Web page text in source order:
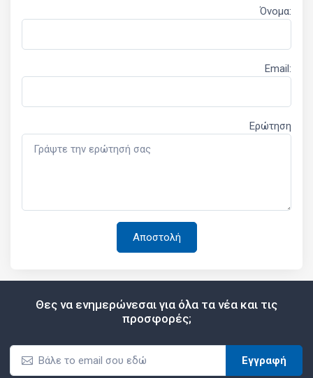
Όνομα:
Email:
Ερώτηση
Θες να ενημερώνεσαι για όλα τα νέα και τις
προσφορές;
Εγγραφή